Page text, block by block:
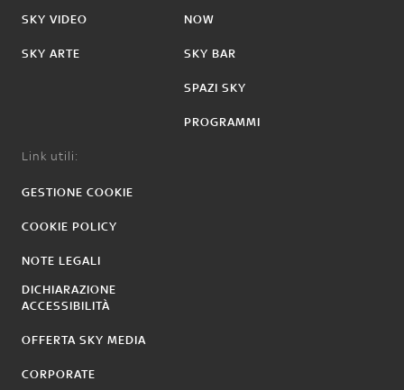
SKY VIDEO
SKY ARTE
NOW
SKY BAR
SPAZI SKY
PROGRAMMI
Link utili:
GESTIONE COOKIE
COOKIE POLICY
NOTE LEGALI
DICHIARAZIONE
ACCESSIBILITÀ
OFFERTA SKY MEDIA
CORPORATE